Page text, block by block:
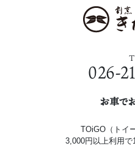
026-
お車で
TOiGO（トイ
3,000円以上利用